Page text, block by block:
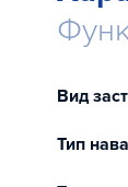
Вид
Тип